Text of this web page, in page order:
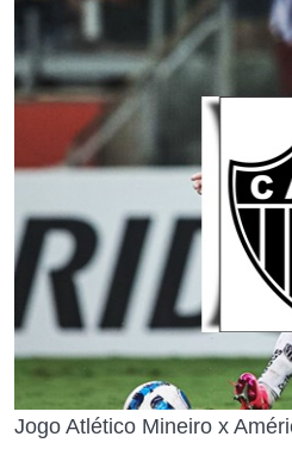
Jogo Atlético Mineiro x